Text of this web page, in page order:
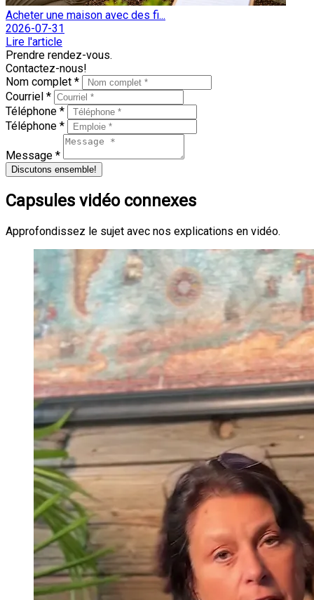
Acheter une maison avec des fi...
2026-07-31
Lire l'article
Prendre rendez-vous.
Contactez-nous!
Nom complet *
Courriel *
Téléphone *
Téléphone *
Message *
Discutons ensemble!
Capsules vidéo connexes
Approfondissez le sujet avec nos explications en vidéo.